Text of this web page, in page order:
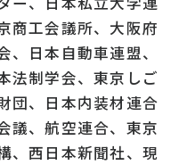
商工会議所、大阪府
日本自動車連盟、
法制学会、東京しご
団、日本内装材連合
議、航空連合、東京
、西日本新聞社、現